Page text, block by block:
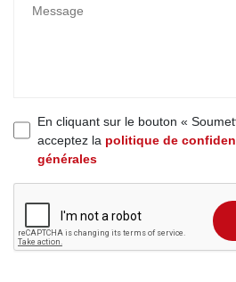
En cliquant sur le bouton «
acceptez la politique de
générales
SOUMETTRE UNE